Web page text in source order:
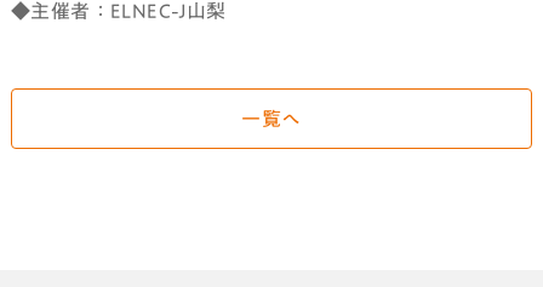
◆主催者：ELNEC-J山梨
一覧へ